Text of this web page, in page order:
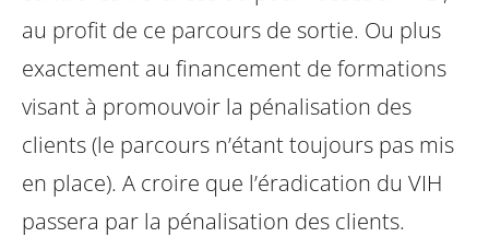
au profit de ce parcours de sortie. Ou plus
exactement au financement de formations
visant à promouvoir la pénalisation des
clients (le parcours n’étant toujours pas mis
en place). A croire que l’éradication du VIH
passera par la pénalisation des clients.